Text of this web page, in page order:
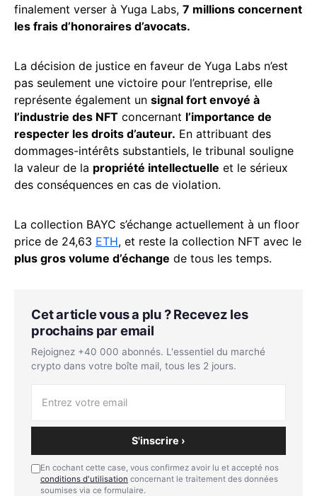
finalement verser à Yuga Labs, 7 millions concernent
les frais d’honoraires d’avocats.
La décision de justice en faveur de Yuga Labs n’est
pas seulement une victoire pour l’entreprise, elle
représente également un signal fort envoyé à
l’industrie des NFT concernant l’importance de
respecter les droits d’auteur. En attribuant des
dommages-intérêts substantiels, le tribunal souligne
la valeur de la propriété intellectuelle et le sérieux
des conséquences en cas de violation.
La collection BAYC s’échange actuellement à un floor
price de 24,63 ETH, et reste la collection NFT avec le
plus gros volume d’échange de tous les temps.
Cet article vous a plu ? Recevez les
prochains par email
Rejoignez +40 000 abonnés. L'essentiel du marché
crypto dans votre boîte mail, tous les 2 jours.
S'inscrire ›
En cochant cette case, vous confirmez avoir lu et accepté nos
conditions d'utilisation concernant le traitement des données
soumises via ce formulaire.